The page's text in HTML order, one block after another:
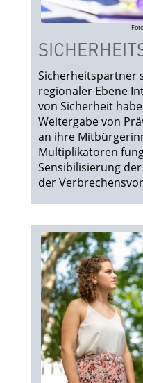
Sicherheitspartner
regionaler Ebene
von Sicherheit
Weitergabe von
an ihre
Multiplikatoren
Sensibilisierung
der